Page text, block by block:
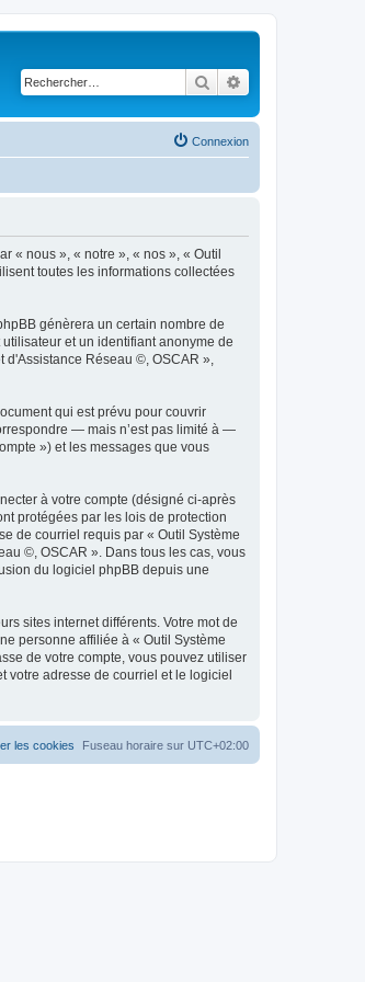
Rechercher
Connexion
« nous », « notre », « nos », « Outil
toutes les informations collectées
génèrera un certain nombre de
et un identifiant anonyme de
Réseau ©, OSCAR »,
qui est prévu pour couvrir
— mais n’est pas limité à —
») et les messages que vous
à votre compte (désigné ci-après
protégées par les lois de protection
de courriel requis par « Outil Système
©, OSCAR ». Dans tous les cas, vous
du logiciel phpBB depuis une
sites internet différents. Votre mot de
personne affiliée à « Outil Système
de votre compte, vous pouvez utiliser
votre adresse de courriel et le logiciel
Fuseau horaire sur UTC+02:00
les cookies